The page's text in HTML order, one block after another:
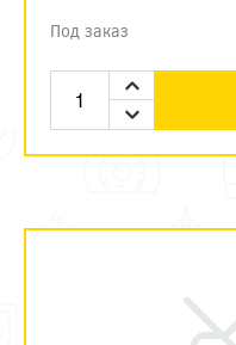
Под заказ